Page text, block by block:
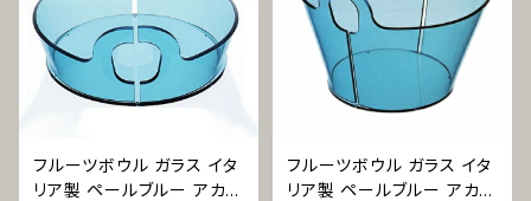
フルーツボウル ガラス イタ
リア製 ペールブルー アカズ
フルーツボウル ガラス イタ
リア製 ペールブルー アカズ